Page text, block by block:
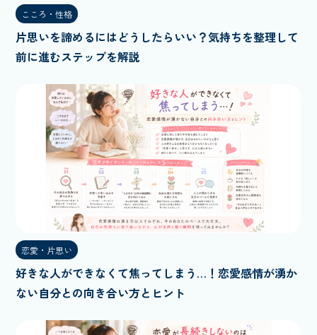
こころ・性格
片思いを諦めるにはどうしたらいい？気持ちを整理して
前に進むステップを解説
恋愛・片思い
好きな人ができなくて焦ってしまう…！恋愛感情が湧か
ない自分との向き合い方とヒント